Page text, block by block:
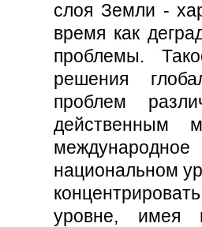
слоя Земли -
время как
проблемы.
решения
проблем
действенным
национальном
уровне, имея